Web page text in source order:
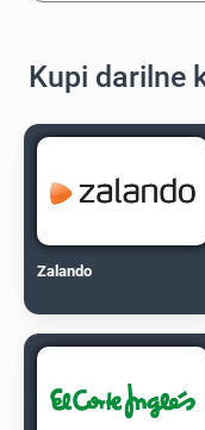
Kupi darilne
Zalando